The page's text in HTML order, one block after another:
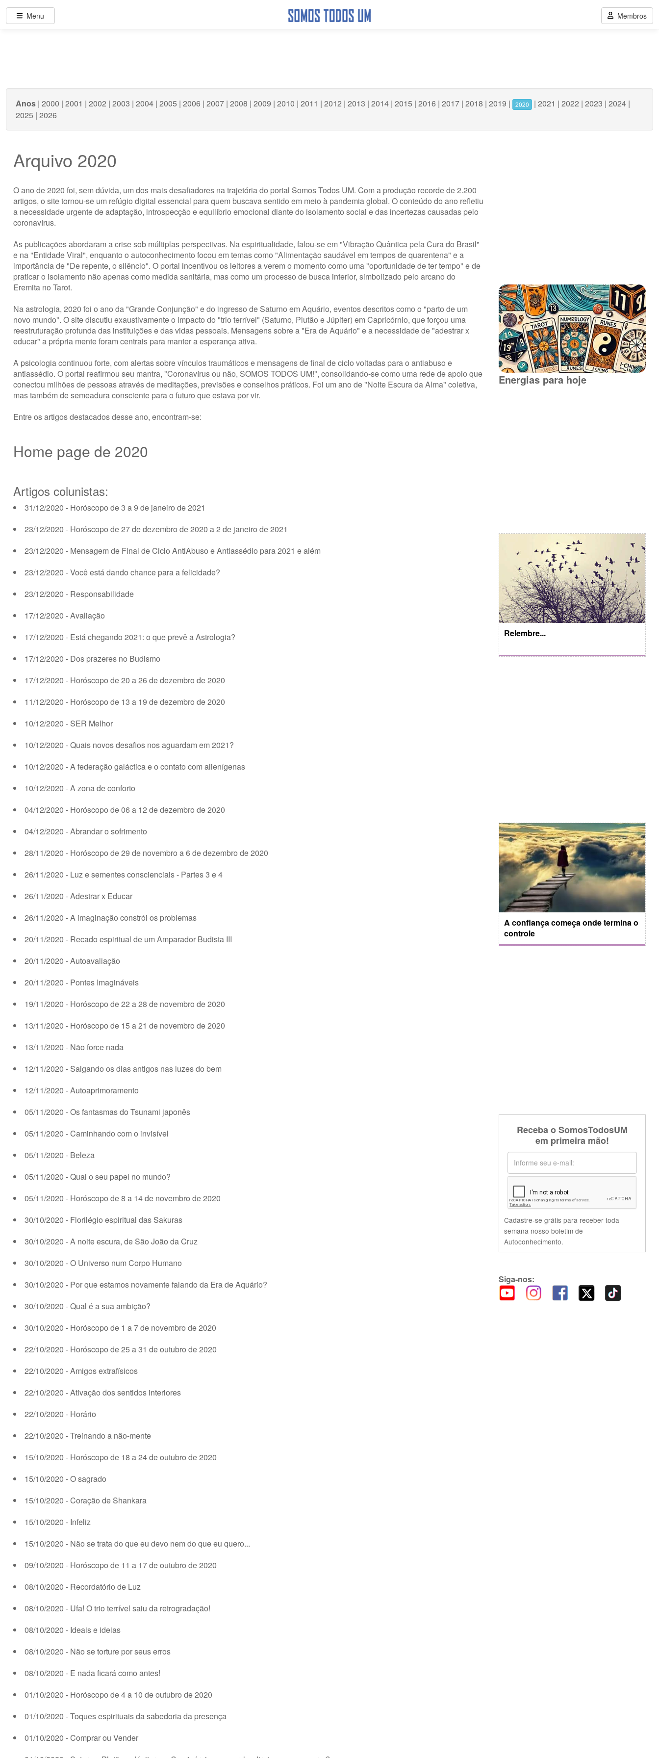
Anos | 2000 | 2001 | 2002 | 2003 | 2004 | 2005 | 2006 | 2007 | 2008 | 2009 | 2010 | 2011 | 2012 | 2013 | 2014 | 2015 | 2016 | 2017 | 2018 | 2019 | 2020 | 2021 | 2022 | 2023 | 2024 |
2025 | 2026
Arquivo 2020
O ano de 2020 foi, sem dúvida, um dos mais desafiadores na trajetória do portal Somos Todos UM. Com a produção recorde de 2.200
artigos, o site tornou-se um refúgio digital essencial para quem buscava sentido em meio à pandemia global. O conteúdo do ano refletiu
a necessidade urgente de adaptação, introspecção e equilíbrio emocional diante do isolamento social e das incertezas causadas pelo
coronavírus.
As publicações abordaram a crise sob múltiplas perspectivas. Na espiritualidade, falou-se em "Vibração Quântica pela Cura do Brasil"
e na "Entidade Viral", enquanto o autoconhecimento focou em temas como "Alimentação saudável em tempos de quarentena" e a
importância de "De repente, o silêncio". O portal incentivou os leitores a verem o momento como uma "oportunidade de ter tempo" e de
praticar o isolamento não apenas como medida sanitária, mas como um processo de busca interior, simbolizado pelo arcano do
Eremita no Tarot.
Na astrologia, 2020 foi o ano da "Grande Conjunção" e do ingresso de Saturno em Aquário, eventos descritos como o "parto de um
novo mundo". O site discutiu exaustivamente o impacto do "trio terrível" (Saturno, Plutão e Júpiter) em Capricórnio, que forçou uma
reestruturação profunda das instituições e das vidas pessoais. Mensagens sobre a "Era de Aquário" e a necessidade de "adestrar x
educar" a própria mente foram centrais para manter a esperança ativa.
A psicologia continuou forte, com alertas sobre vínculos traumáticos e mensagens de final de ciclo voltadas para o antiabuso e
antiassédio. O portal reafirmou seu mantra, "Coronavírus ou não, SOMOS TODOS UM!", consolidando-se como uma rede de apoio que
conectou milhões de pessoas através de meditações, previsões e conselhos práticos. Foi um ano de "Noite Escura da Alma" coletiva,
mas também de semeadura consciente para o futuro que estava por vir.
Entre os artigos destacados desse ano, encontram-se:
Home page de 2020
Artigos colunistas:
31/12/2020 - Horóscopo de 3 a 9 de janeiro de 2021
23/12/2020 - Horóscopo de 27 de dezembro de 2020 a 2 de janeiro de 2021
23/12/2020 - Mensagem de Final de Ciclo AntiAbuso e Antiassédio para 2021 e além
23/12/2020 - Você está dando chance para a felicidade?
23/12/2020 - Responsabilidade
17/12/2020 - Avaliação
17/12/2020 - Está chegando 2021: o que prevê a Astrologia?
17/12/2020 - Dos prazeres no Budismo
17/12/2020 - Horóscopo de 20 a 26 de dezembro de 2020
11/12/2020 - Horóscopo de 13 a 19 de dezembro de 2020
10/12/2020 - SER Melhor
10/12/2020 - Quais novos desafios nos aguardam em 2021?
10/12/2020 - A federação galáctica e o contato com alienígenas
10/12/2020 - A zona de conforto
04/12/2020 - Horóscopo de 06 a 12 de dezembro de 2020
04/12/2020 - Abrandar o sofrimento
28/11/2020 - Horóscopo de 29 de novembro a 6 de dezembro de 2020
26/11/2020 - Luz e sementes conscienciais - Partes 3 e 4
26/11/2020 - Adestrar x Educar
26/11/2020 - A imaginação constrói os problemas
20/11/2020 - Recado espiritual de um Amparador Budista III
20/11/2020 - Autoavaliação
20/11/2020 - Pontes Imagináveis
19/11/2020 - Horóscopo de 22 a 28 de novembro de 2020
13/11/2020 - Horóscopo de 15 a 21 de novembro de 2020
13/11/2020 - Não force nada
12/11/2020 - Salgando os dias antigos nas luzes do bem
12/11/2020 - Autoaprimoramento
05/11/2020 - Os fantasmas do Tsunami japonês
05/11/2020 - Caminhando com o invisível
05/11/2020 - Beleza
05/11/2020 - Qual o seu papel no mundo?
05/11/2020 - Horóscopo de 8 a 14 de novembro de 2020
30/10/2020 - Florilégio espiritual das Sakuras
30/10/2020 - A noite escura, de São João da Cruz
30/10/2020 - O Universo num Corpo Humano
30/10/2020 - Por que estamos novamente falando da Era de Aquário?
30/10/2020 - Qual é a sua ambição?
30/10/2020 - Horóscopo de 1 a 7 de novembro de 2020
22/10/2020 - Horóscopo de 25 a 31 de outubro de 2020
22/10/2020 - Amigos extrafísicos
22/10/2020 - Ativação dos sentidos interiores
22/10/2020 - Horário
22/10/2020 - Treinando a não-mente
15/10/2020 - Horóscopo de 18 a 24 de outubro de 2020
15/10/2020 - O sagrado
15/10/2020 - Coração de Shankara
15/10/2020 - Infeliz
15/10/2020 - Não se trata do que eu devo nem do que eu quero...
09/10/2020 - Horóscopo de 11 a 17 de outubro de 2020
08/10/2020 - Recordatório de Luz
08/10/2020 - Ufa! O trio terrível saiu da retrogradação!
08/10/2020 - Ideais e ideias
08/10/2020 - Não se torture por seus erros
08/10/2020 - E nada ficará como antes!
01/10/2020 - Horóscopo de 4 a 10 de outubro de 2020
01/10/2020 - Toques espirituais da sabedoria da presença
01/10/2020 - Comprar ou Vender
Energias para hoje
Relembre...
A confiança começa onde termina o
controle
Receba o SomosTodosUM
em primeira mão!
Cadastre-se grátis para receber toda
semana nosso boletim de
Autoconhecimento.
Siga-nos:
Menu Membros